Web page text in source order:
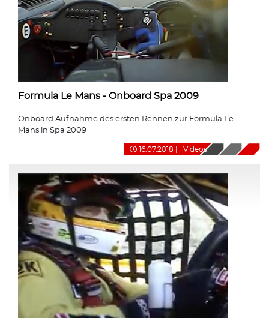
Formula Le Mans - Onboard Spa 2009
Onboard Aufnahme des ersten Rennen zur Formula Le
Mans in Spa 2009
16.07.2018 Videos